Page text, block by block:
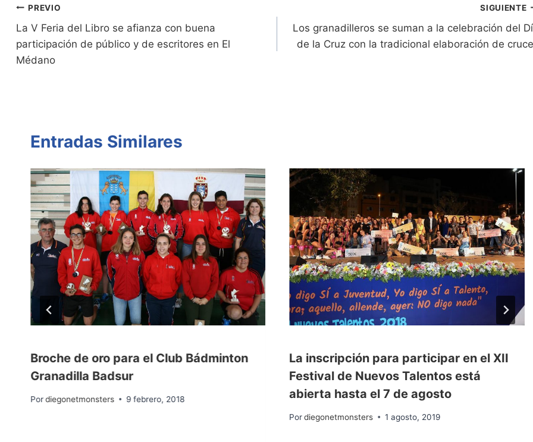
n
dl
y
k
p
o
k
Navegación
de
entradas
PREVIO
La V Feria del Libro se afianza con buena
participación de público y de escritores en El
Médano
SIGUIENTE
Los granadilleros se suman a la celebración del
de la Cruz con la tradicional elaboración de
Entradas Similares
Broche de oro para el Club Bádminton
Granadilla Badsur
Pordiegonetmonsters 9 febrero, 2018
La inscripción para participar en el XII
Festival de Nuevos Talentos está
abierta hasta el 7 de agosto
Por diegonetmonsters 1 agosto, 2019